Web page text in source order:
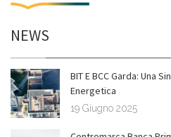
NEWS
BIT E BCC Garda: Una
Energetica
19 Giugno 2025